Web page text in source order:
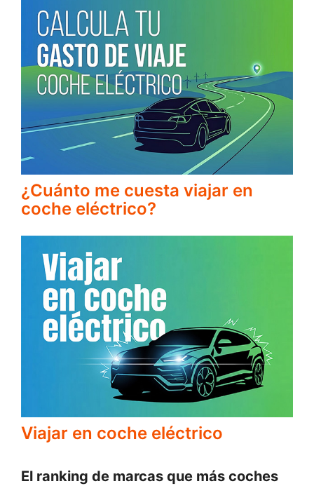
¿Cuánto me cuesta viajar en
coche eléctrico?
Viajar en coche eléctrico
El ranking de marcas que más coches